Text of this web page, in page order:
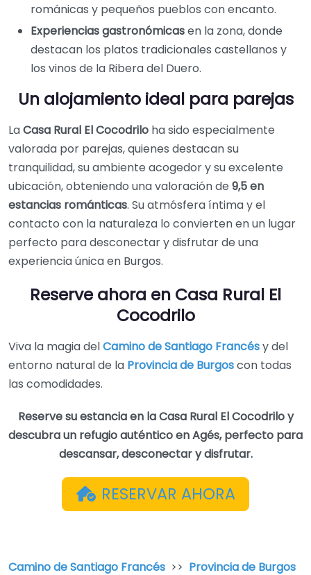
románicas y pequeños pueblos con encanto.
Experiencias gastronómicasen la zona, donde
destacan los platos tradicionales castellanos y
los vinos de la Ribera del Duero.
Un alojamiento ideal para parejas
LaCasa Rural El Cocodrilo ha sido especialmente
valorada por parejas, quienes destacan su
tranquilidad, su ambiente acogedor y su excelente
ubicación, obteniendo una valoración de 9,5 en
estancias románticas. Su atmósfera íntima y el
contacto con la naturaleza lo convierten en un lugar
perfecto para desconectar y disfrutar de una
experiencia única en Burgos.
Reserve ahora en Casa Rural El
Cocodrilo
Viva la magia delCamino de Santiago Francésy del
entorno natural de la Provincia de Burgoscon todas
las comodidades.
Reserve su estancia en la Casa Rural El Cocodrilo y
descubra un refugio auténtico en Agés, perfecto para
descansar, desconectar y disfrutar.
RESERVAR AHORA
Camino de Santiago Francés >> Provincia de Burgos